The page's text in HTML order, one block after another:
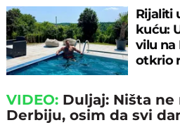
Rijaliti
kuću:
vilu na
otkrio
VIDEO: Duljaj: Ništa ne
Derbiju, osim da svi